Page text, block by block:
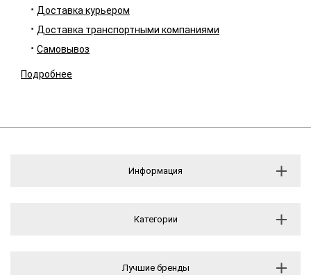
Доставка курьером
Доставка транспортными компаниями
Самовывоз
Подробнее
Информация
Категории
Лучшие бренды